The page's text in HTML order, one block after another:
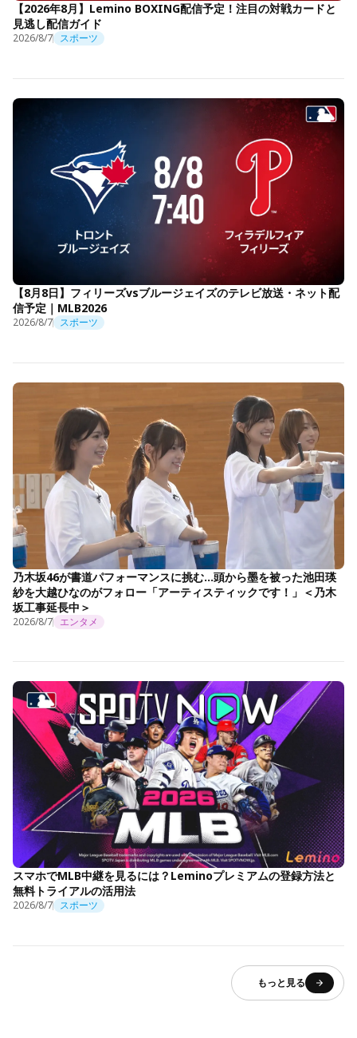
【2026年8月】Lemino BOXING配信予定！注目の対戦カードと
見逃し配信ガイド
2026/8/7 スポーツ
【8月8日】フィリーズvsブルージェイズのテレビ放送・ネット配
信予定｜MLB2026
2026/8/7 スポーツ
乃木坂46が書道パフォーマンスに挑む…頭から墨を被った池田瑛
紗を大越ひなのがフォロー「アーティスティックです！」＜乃木
坂工事延長中＞
2026/8/7 エンタメ
スマホでMLB中継を見るには？Leminoプレミアムの登録方法と
無料トライアルの活用法
2026/8/7 スポーツ
もっと見る